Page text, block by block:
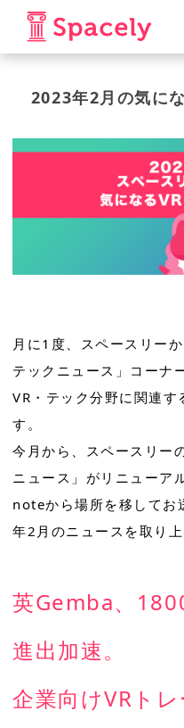
2023年2月の気に
月に1度、スペースリー
テックニュース」コーナー
VR・テック分野に関連す
す。
今月から、スペースリー
ニュース」がリニューア
noteから場所を移してお
年2月のニュースを取り上
英Gemba、
進出加速。
企業向けVRト